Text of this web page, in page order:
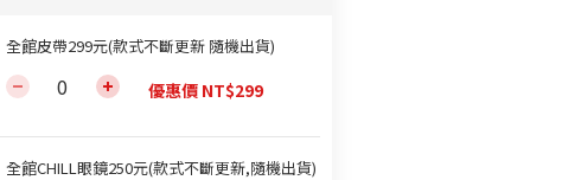
全館皮帶299元(款式不斷更新 隨機出貨)
優惠價 NT$299
全館CHILL眼鏡250元(款式不斷更新,隨機出貨)